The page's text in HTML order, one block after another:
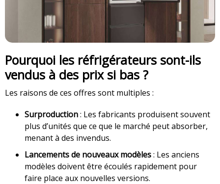
Pourquoi les réfrigérateurs sont-ils
vendus à des prix si bas ?
Les raisons de ces offres sont multiples :
Surproduction: Les fabricants produisent souvent
plus d’unités que ce que le marché peut absorber,
menant à des invendus.
Lancements de nouveaux modèles: Les anciens
modèles doivent être écoulés rapidement pour
faire place aux nouvelles versions.